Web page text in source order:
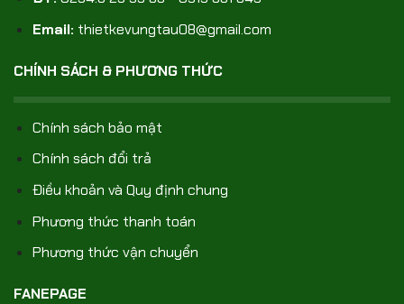
Email: thietkevungtau08@gmail.com
CHÍNH SÁCH & PHƯƠNG THỨC
Chính sách bảo mật
Chính sách đổi trả
Điều khoản và Quy định chung
Phương thức thanh toán
Phương thức vận chuyển
FANEPAGE